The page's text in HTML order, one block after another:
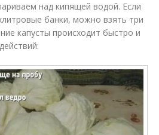
над кипящей водой. Если
банки, можно взять три
капусты происходит быстро и